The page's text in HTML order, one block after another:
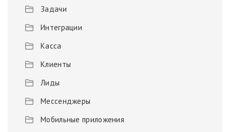
Задачи
Интеграции
Касса
Клиенты
Лиды
Мессенджеры
Мобильные приложения